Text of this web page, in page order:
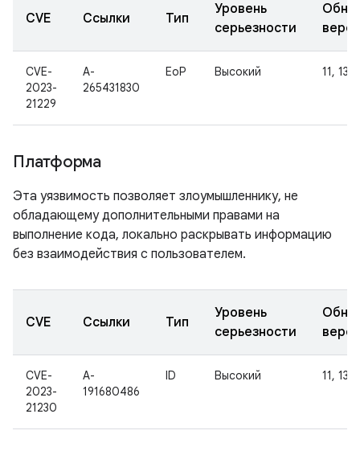
CVE Ссылки Тип
Уровень
серьезности
CVE-
2023-
21229
A-
265431830
EoP Высокий 11, 13
Платформа
Эта уязвимость позволяет злоумышленнику, не
обладающему дополнительными правами на
выполнение кода, локально раскрывать информацию
без взаимодействия с пользователем.
CVE Ссылки Тип
Уровень
серьезности
CVE-
2023-
21230
A-
191680486
ID Высокий 11, 13